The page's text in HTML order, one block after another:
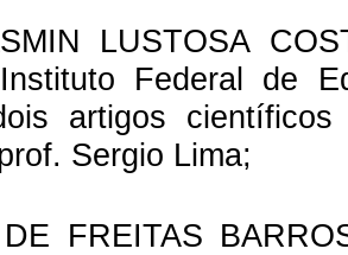
LUSTOSA
Federal de
artigos
Sergio Lima;
FREITAS